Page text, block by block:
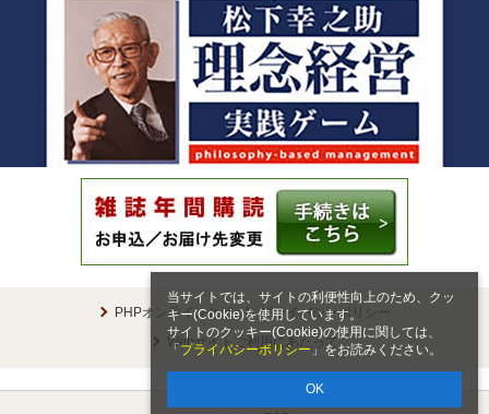
当サイトでは、サイトの利便性向上のため、クッ
キー(Cookie)を使用しています。
サイトのクッキー(Cookie)の使用に関しては、
「 プライバシーポリシー 」をお読みください。
OK
PHPオンラインとは
プライバシーポリシー
Webサイトご利用にあたって